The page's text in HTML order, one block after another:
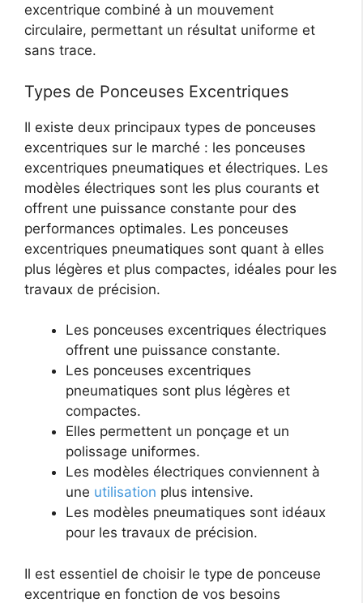
excentrique combiné à un mouvement
circulaire, permettant un résultat uniforme et
sans trace.
Types de Ponceuses Excentriques
Il existe deux principaux types de ponceuses
excentriques sur le marché : les ponceuses
excentriques pneumatiques et électriques. Les
modèles électriques sont les plus courants et
offrent une puissance constante pour des
performances optimales. Les ponceuses
excentriques pneumatiques sont quant à elles
plus légères et plus compactes, idéales pour les
travaux de précision.
Les ponceuses excentriques électriques
offrent une puissance constante.
Les ponceuses excentriques
pneumatiques sont plus légères et
compactes.
Elles permettent un ponçage et un
polissage uniformes.
Les modèles électriques conviennent à
une utilisation plus intensive.
Les modèles pneumatiques sont idéaux
pour les travaux de précision.
Il est essentiel de choisir le type de ponceuse
excentrique en fonction de vos besoins